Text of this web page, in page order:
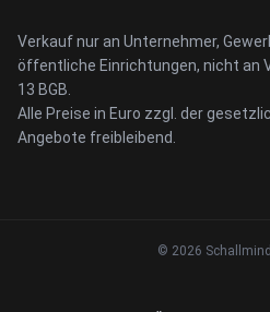
Verkauf nur an Unternehmer,
öffentliche Einrichtungen, nicht an
13 BGB.
Alle Preise in Euro zzgl. der
Angebote freibleibend.
© 2026